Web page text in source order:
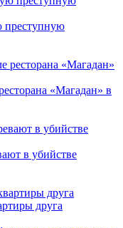
преступную
«Магадан» в
в убийстве
друга